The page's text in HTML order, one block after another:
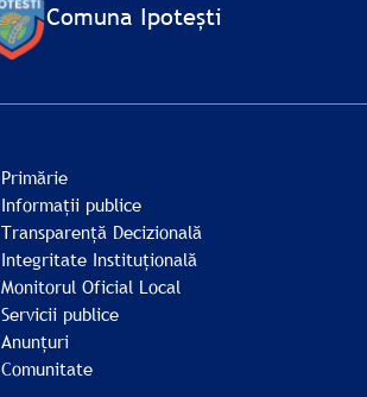
Comuna Ipotești
Primărie
Informații publice
Transparență Decizională
Integritate Instituțională
Monitorul Oficial Local
Servicii publice
Anunțuri
Comunitate